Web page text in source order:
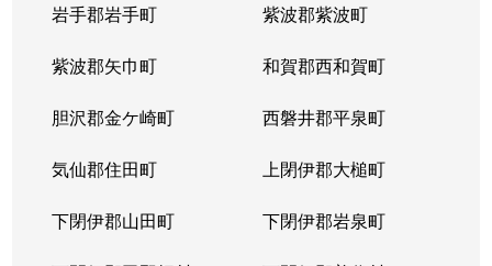
岩手郡岩手町 紫波郡紫波町
紫波郡矢巾町 和賀郡西和賀町
胆沢郡金ケ崎町 西磐井郡平泉町
気仙郡住田町 上閉伊郡大槌町
下閉伊郡山田町 下閉伊郡岩泉町